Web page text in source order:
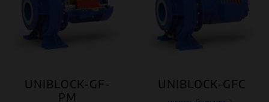
UNIBLOCK-GF-
PM
UNIBLOCK-GFC